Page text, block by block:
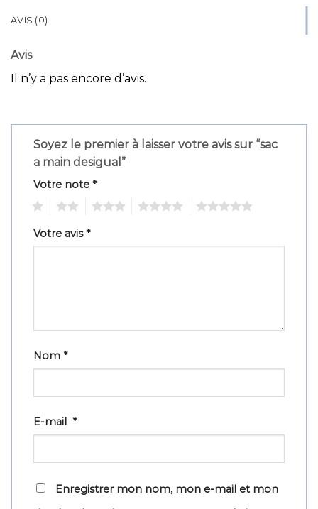
AVIS (0)
Avis
Il n’y a pas encore d’avis.
Soyez le premier à laisser votre avis sur “sac
a main desigual”
Votre note *
Votre avis*
Nom *
E-mail *
Enregistrer mon nom, mon e-mail et mon